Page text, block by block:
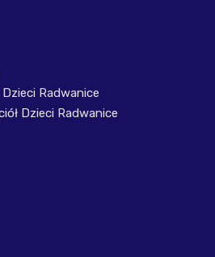
Radwanice
Dzieci Radwanice